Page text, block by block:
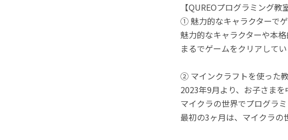
【QUREOプログラミング教
① 魅力的なキャラクターで
魅力的なキャラクターや本
まるでゲームをクリアして
② マインクラフトを使った
2023年9月より、お子さま
マイクラの世界でプログラ
最初の3ヶ月は、マイクラの